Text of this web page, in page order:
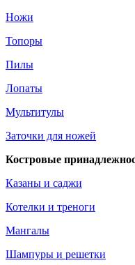
Ножи
Топоры
Пилы
Лопаты
Мультитулы
Заточки для ножей
Костровые
Казаны и саджи
Котелки и треноги
Мангалы
Шампуры и решетки